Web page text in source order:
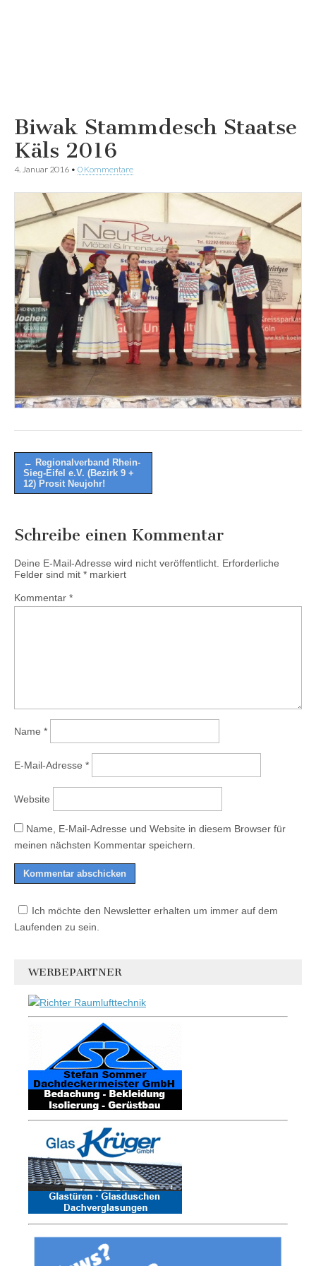
Biwak Stammdesch Staatse
Käls 2016
4. Januar 2016 • 0 Kommentare
Post
navigation
← Regionalverband Rhein-
Sieg-Eifel e.V. (Bezirk 9 +
12) Prosit Neujohr!
Schreibe einen Kommentar
Deine E-Mail-Adresse wird nicht veröffentlicht. Erforderliche
Felder sind mit * markiert
Kommentar *
Name *
E-Mail-Adresse *
Website
Name, E-Mail-Adresse und Website in diesem Browser für
meinen nächsten Kommentar speichern.
Ich möchte den Newsletter erhalten um immer auf dem
Laufenden zu sein.
WERBEPARTNER